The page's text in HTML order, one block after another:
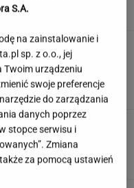
mojego byłego na
Tak wciągają
i już wiadomo. Po
we Włoszech
S.A.
na zainstalowanie i
sp. z o.o., jej
Twoim urządzeniu
swoje preferencje
do zarządzania
danych poprzez
stopce serwisu i
Zmiana
za pomocą ustawień